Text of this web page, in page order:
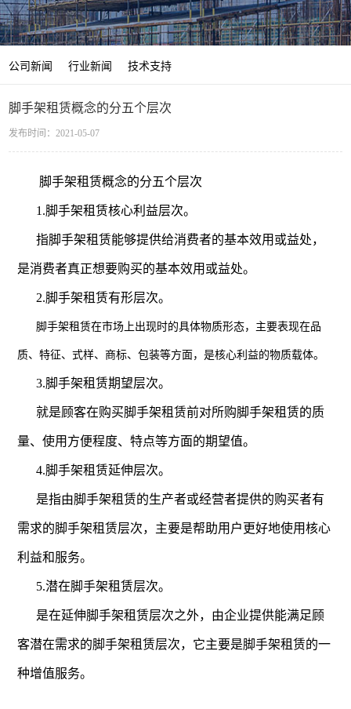
公司新闻 行业新闻 技术支持
脚手架租赁概念的分五个层次
发布时间：2021-05-07
脚手架租赁概念的分五个层次
1.脚手架租赁核心利益层次。
指脚手架租赁能够提供给消费者的基本效用或益处，
是消费者真正想要购买的基本效用或益处。
2.脚手架租赁有形层次。
脚手架租赁在市场上出现时的具体物质形态，主要表现在品
质、特征、式样、商标、包装等方面，是核心利益的物质载体。
3.脚手架租赁期望层次。
就是顾客在购买脚手架租赁前对所购脚手架租赁的质
量、使用方便程度、特点等方面的期望值。
4.脚手架租赁延伸层次。
是指由脚手架租赁的生产者或经营者提供的购买者有
需求的脚手架租赁层次，主要是帮助用户更好地使用核心
利益和服务。
5.潜在脚手架租赁层次。
是在延伸脚手架租赁层次之外，由企业提供能满足顾
客潜在需求的脚手架租赁层次，它主要是脚手架租赁的一
种增值服务。